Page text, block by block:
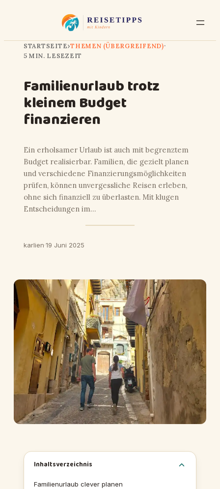
STARTSEITE›THEMEN (ÜBERGREIFEND)·
5 MIN. LESEZEIT
Familienurlaub trotz
kleinem Budget
finanzieren
Ein erholsamer Urlaub ist auch mit begrenztem
Budget realisierbar. Familien, die gezielt planen
und verschiedene Finanzierungsmöglichkeiten
prüfen, können unvergessliche Reisen erleben,
ohne sich finanziell zu überlasten. Mit klugen
Entscheidungen im…
karlien·19 Juni 2025
Inhaltsverzeichnis
Familienurlaub clever planen